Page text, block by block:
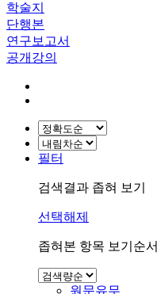
학술지
단행본
연구보고서
공개강의
필터
검색결과 좁혀 보기
선택해제
좁혀본 항목 보기순서
원문유무